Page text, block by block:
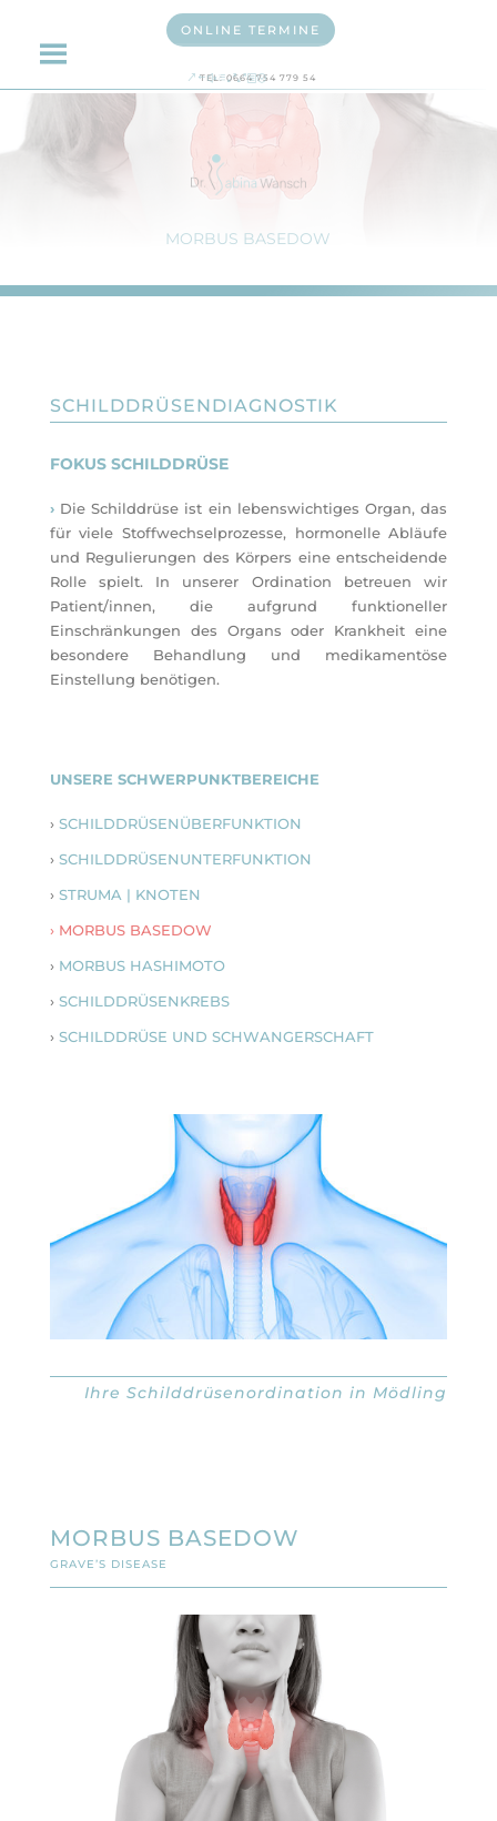
ONLINE TERMINE
TEL: 0664 754 779 54
MORBUS BASEDOW
SCHILDDRÜSENDIAGNOSTIK
FOKUS SCHILDDRÜSE
› Die Schilddrüse ist ein lebenswichtiges Organ, das
für viele Stoffwechselprozesse, hormonelle Abläufe
und Regulierungen des Körpers eine entscheidende
Rolle spielt. In unserer Ordination betreuen wir
Patient/innen, die aufgrund funktioneller
Einschränkungen des Organs oder Krankheit eine
besondere Behandlung und medikamentöse
Einstellung benötigen.
UNSERE SCHWERPUNKTBEREICHE
› SCHILDDRÜSENÜBERFUNKTION
› SCHILDDRÜSENUNTERFUNKTION
› STRUMA | KNOTEN
› MORBUS BASEDOW
› MORBUS HASHIMOTO
› SCHILDDRÜSENKREBS
› SCHILDDRÜSE UND SCHWANGERSCHAFT
Ihre Schilddrüsenordination in Mödling
MORBUS BASEDOW
GRAVE’S DISEASE